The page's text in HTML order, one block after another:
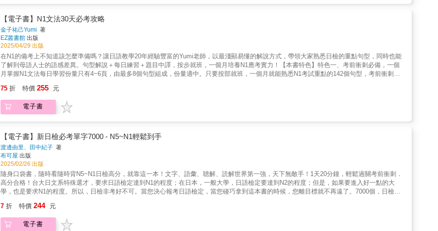
解釋，也附上跟讀用的例句 ●全部文法都提供一篇文章，跟讀練聽力、也學習正確發音 ●跟讀用的母語人士示範音檔全部附上正常速度、慢速兩種
（按姓氏筆畫順序）黄佑平｜株式会社I・Nグループ代表取締役／瑞麗士有限公司總經理陳岱慧 | 京站時尚廣場行銷發展處協理陳宥璇｜星宇航空
採購室課長蔡弼凱 | 開元食品工業股份有限公司董事 蔡蔡老師｜旅居世界華語老師
【電子書】N1文法30天必考攻略
金子祐己Yumi 著
EZ叢書館 出版
2025/04/29 出版
在N1的備考上不知道該怎麼準備嗎？讓日語教學20年經驗豐富的Yumi老師，以最淺顯易懂的解說方式，帶領大家熟悉日檢的重點句型，同時也能
了解到母語人士的語感差異。句型解說＋每日練習＋題目中譯，按步就班，一個月培養N1應考實力！【本書特色】特色一、考前衝刺必備，一個
月掌握N1文法每日學習份量只有4~6頁，由最多8個句型組成，份量適中。只要按部就班，一個月就能熟悉N1考試重點的142個句型，考前衝刺絕
學習狀況。書末附有中文解釋，透過每日小練習以及兩回總複習試題，加深學習者的記憶。特色三、簡明扼要的教學解說，理解近似文法的差異
一個重點句型底下包含接續用法、句型意思、兩個實用例句及中譯。例句中會加入該文法較常配合的單字。簡單明瞭又有系統，學文法不用再看又
長又複雜的解釋，同時也會以表格整理日檢常考的類義表現，將相似文法做比較，幫助學生有效率的釐清觀念，在考前快速複習吸收。特色四、隨
（按姓氏筆畫順序）黄佑平｜株式会社I・Nグループ代表取締役／瑞麗士有限公司總經理陳岱慧 | 京站時尚廣場行銷發展處協理陳宥璇｜星宇航空
採購室課長蔡弼凱 | 開元食品工業股份有限公司董事 蔡蔡老師｜旅居世界華語老師
75 折 特價 255 元
電子書
【電子書】新日檢必考單字7000 - N5~N1輕鬆到手
渡邊由里、田中紀子 著
布可屋 出版
2025/02/26 出版
隨身口袋書，隨時看隨時背N5~N1日檢高分，就靠這一本！文字、語彙、聴解、読解世界第一強，天下無敵手！1天20分鐘，輕鬆過關考前衝刺．
高分合格！台大日文系特殊選才，要求日語檢定達到N1的程度；在日本，一般大學，日語檢定要達到N2的程度；但是，如果要進入好一點的大
學，也是要求N1的程度。所以，日檢非考好不可。當您決心報考日語檢定，當您碰巧拿到這本書的時候，您離目標就不再遠了。7000個，日檢必
隨時看，精準掌握主考官出題方向，熟記必考7000 單字，快速考取最高分數。◆突破：N5~N1單字速成！根據日本國際交流基金《日本語能力測
試出題範圍》編寫而成，讓您短時間提升實力，順利通過日語能力考試。◆合格：N5~N1 輕鬆到手！記單字最好方法，就是「重複、重複、再重
複」！您可以充分利用零碎的時間，配合線上MP3，反覆練習，N5~N1 輕鬆到手！【本書特色】7000個，日檢必考、常考單字全收錄，由多位
7 折 特價 244 元
電子書